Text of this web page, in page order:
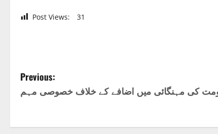
Post Views: 31
P
o
s
Previous:
کی مہنگائی میں اضافے کے خلاف خصوصی مہم